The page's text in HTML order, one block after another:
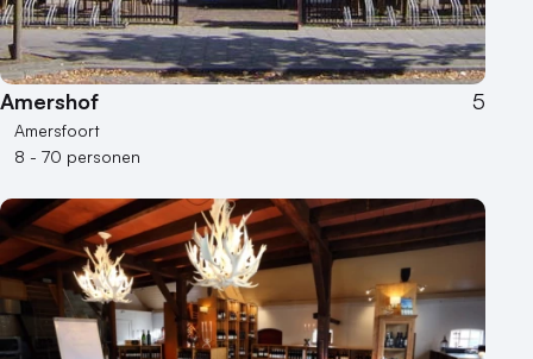
Amershof 5
Amersfoort
8 - 70 personen